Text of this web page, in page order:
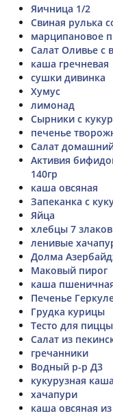
Яичница 1/2
Свиная рулька
марципановое
Салат Оливье с
каша гречневая
сушки дивинка
Хумус
лимонад
Сырники с
печенье
Салат
Активия
140гр
каша овсяная
Запеканка с
Яйца
хлебцы 7
ленивые
Долма
Маковый пирог
каша
Печенье
Грудка курицы
Тесто для
Салат из
гречанники
Водный р-р Д3
кукурузная каша
хачапури
каша овсяная